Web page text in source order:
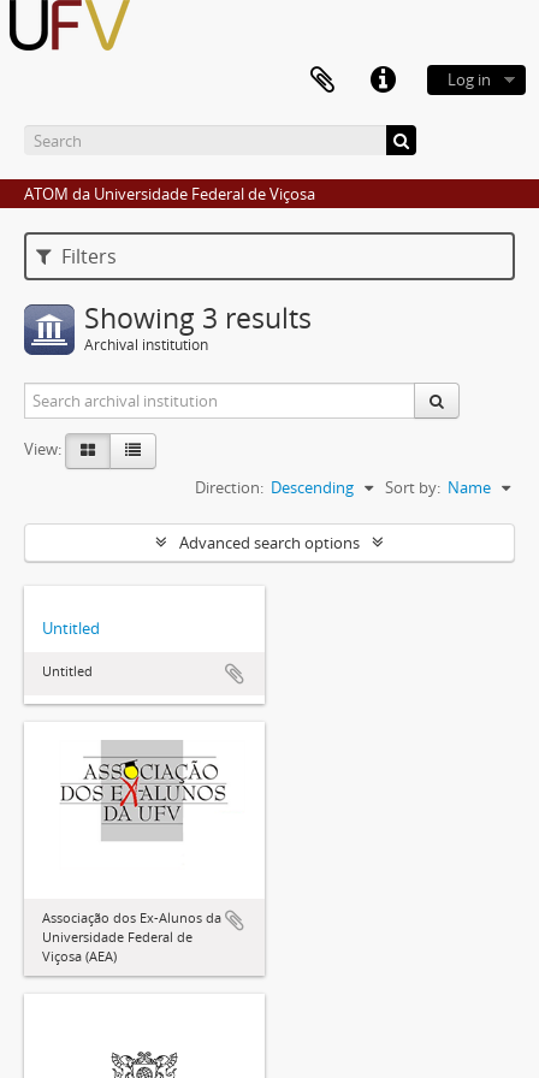
Log in
ATOM da Universidade Federal de Viçosa
Filters
Showing 3 results
Archival institution
View:
Sort by: Name
Direction: Descending
Advanced search options
Untitled
Untitled
Associação dos Ex-Alunos da
Universidade Federal de
Viçosa (AEA)